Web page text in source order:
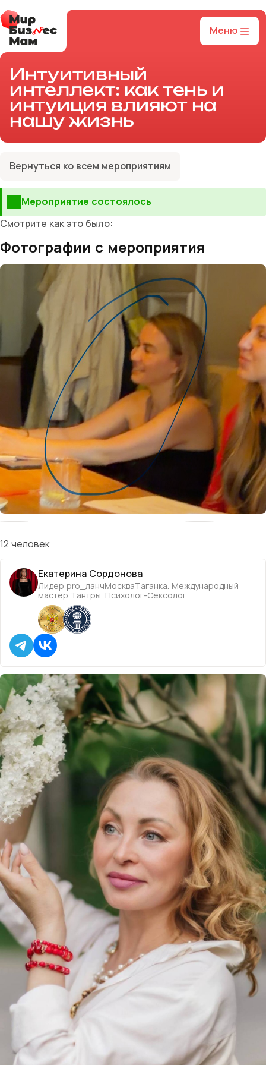
Меню
Интуитивный
интеллект: как тень и
интуиция влияют на
нашу жизнь
Вернуться ко всем мероприятиям
Мероприятие состоялось
Смотрите как это было:
Фотографии с мероприятия
12 человек
Екатерина Сордонова
Лидер pro_ланчМоскваТаганка. Международный
мастер Тантры. Психолог-Сексолог